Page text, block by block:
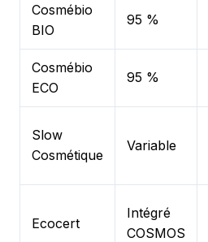
Cosmébio
BIO
95 %
Cosmébio
ECO
95 %
Slow
Cosmétique
Variable
Ecocert
Intégré
COSMOS